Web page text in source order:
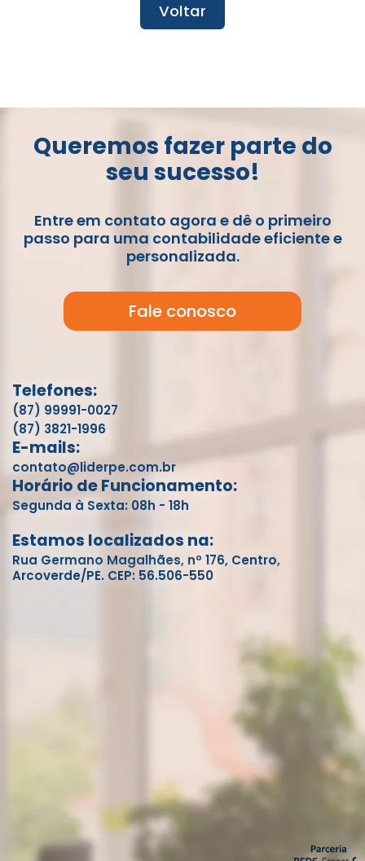
Voltar
Queremos fazer parte do
seu sucesso!
Entre em contato agora e dê o primeiro
passo para uma contabilidade eficiente e
personalizada.
Fale conosco
Telefones:
(87) 99991-0027
(87) 3821-1996
E-mails:
contato@liderpe.com.br
Horário de Funcionamento:
Segunda à Sexta: 08h - 18h
Estamos localizados na:
Rua Germano Magalhães, nº 176, Centro,
Arcoverde/PE. CEP: 56.506-550